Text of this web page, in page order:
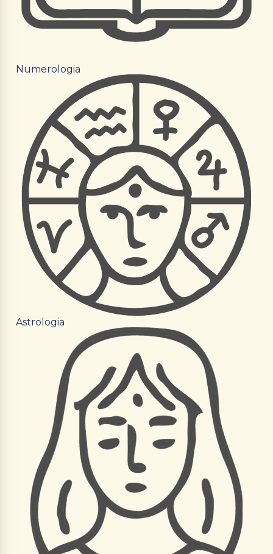
Numerologia
Astrologia